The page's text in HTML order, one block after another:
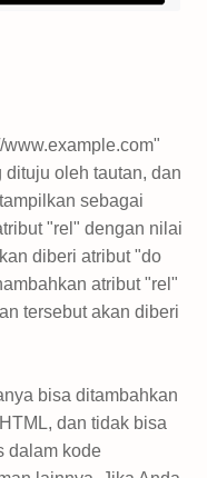
oleh tautan, dan
sebagai
"rel" dengan nilai
diberi atribut "do
atribut "rel"
tersebut akan diberi
bisa ditambahkan
dan tidak bisa
dalam kode